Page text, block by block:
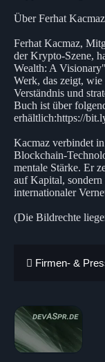
Über Ferhat Kacmaz
Ferhat Kacmaz,
der Krypto-Szene,
Wealth: A
Werk, das zeigt,
Verständnis und
Buch ist über
erhältlich:https://
Kacmaz verbindet
Blockchain-
mentale Stärke. Er
auf Kapital,
internationaler
(Die Bildrechte
Firmen- &